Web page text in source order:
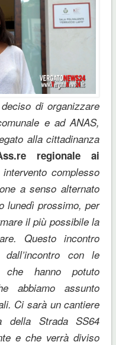
di organizzare
e ad ANAS,
alla cittadinanza
regionale ai
intervento complesso
a senso alternato
lunedì prossimo, per
il più possibile la
Questo incontro
con le
che hanno potuto
abbiamo assunto
Ci sarà un cantiere
Strada SS64
e che verrà diviso